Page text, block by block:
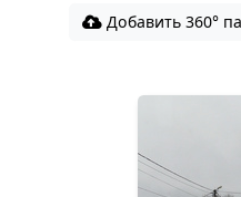
Добавить 360°